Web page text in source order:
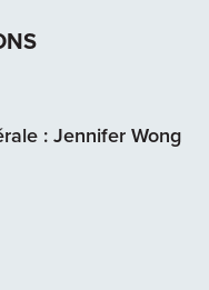
: Jennifer Wong